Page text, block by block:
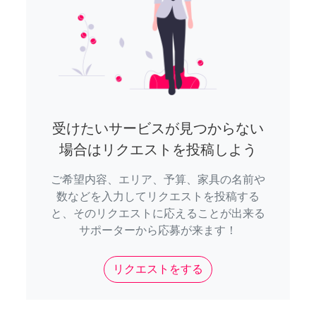
受けたいサービスが見つからない
場合はリクエストを投稿しよう
ご希望内容、エリア、予算、家具の名前や
数などを入力してリクエストを投稿する
と、そのリクエストに応えることが出来る
サポーターから応募が来ます！
リクエストをする